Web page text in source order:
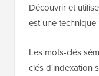
Découvrir et
est une
Les mots-clés
clés d'indexation